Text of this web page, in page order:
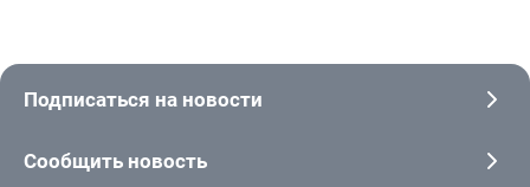
Подписаться на новости
Сообщить новость